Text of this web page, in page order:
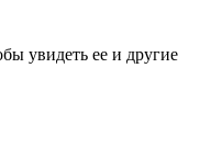
увидеть ее и другие